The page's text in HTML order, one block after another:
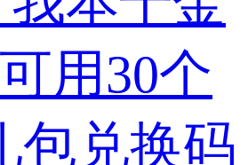
用30个
包兑换码